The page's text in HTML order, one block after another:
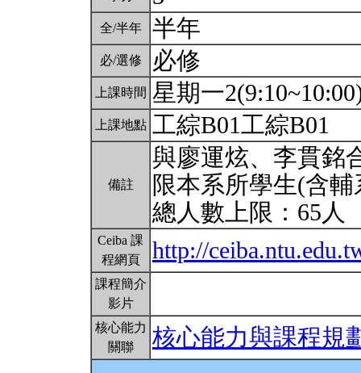
全/半年 半年
必/選修 必修
上課時間 星期一
上課地點 工綜B01工綜B01
備註
與廖運炫、李貫銘
限本系所學生(含
總人數上限：65人
Ceiba 課
程網頁
http://
課程簡介
影片
核心能力
關聯
核心能力與課程規